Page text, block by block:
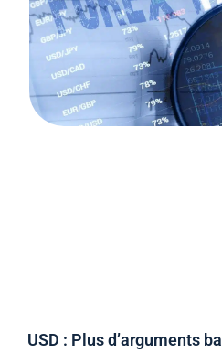
USD : Plus d’arguments